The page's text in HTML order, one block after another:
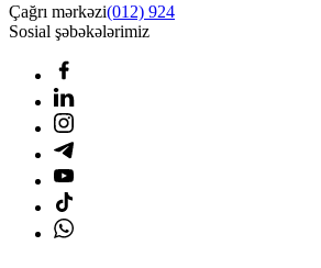
Çağrı mərkəzi(012) 924
Sosial şəbəkələrimiz